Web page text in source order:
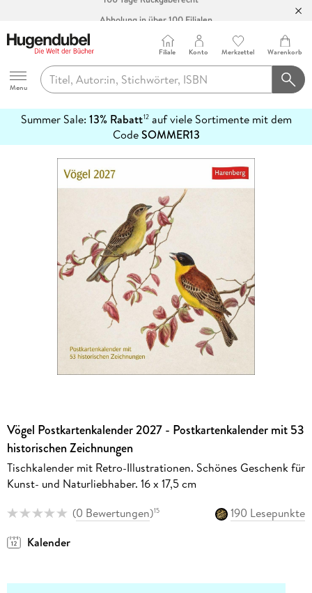
Hugendubel
Menu
Filiale Konto Merkzettel Warenkorb
Summer Sale: 13% Rabatt12auf viele Sortimente mit dem
CodeSOMMER13
erfahren
Vögel Postkartenkalender 2027 - Postkartenkalender mit 53
historischen Zeichnungen
Tischkalender mit Retro-Illustrationen. Schönes Geschenk für
Kunst- und Naturliebhaber. 16 x 17,5 cm
(0 Bewertungen)15
190 Lesepunkte
Kalender